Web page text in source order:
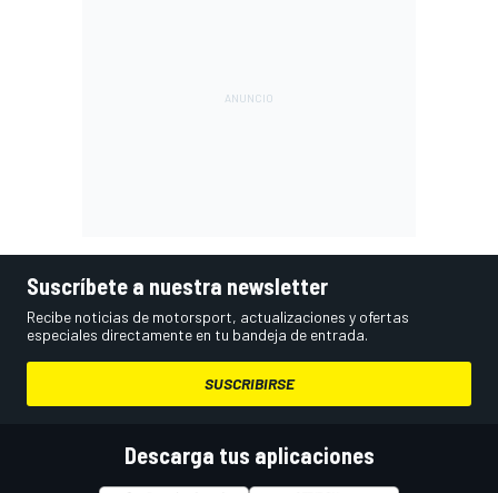
Suscríbete a nuestra newsletter
Recibe noticias de motorsport, actualizaciones y ofertas
especiales directamente en tu bandeja de entrada.
SUSCRIBIRSE
Descarga tus aplicaciones